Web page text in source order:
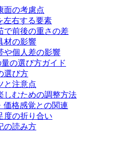
面の考慮点
左右する要素
で前後の重さの差
材の影響
や個人差の影響
の選び方ガイド
選び方
と注意点
しむための調整方法
価格感覚との関連
度の折り合い
の読み方